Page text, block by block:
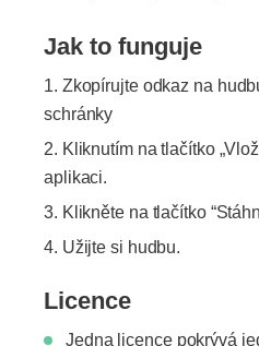
Jak to funguje
Zkopírujte odkaz na
schránky
Kliknutím na tlačítko
aplikaci.
Klikněte na tlačítko
Užijte si hudbu.
Licence
Jedna licence pokrývá